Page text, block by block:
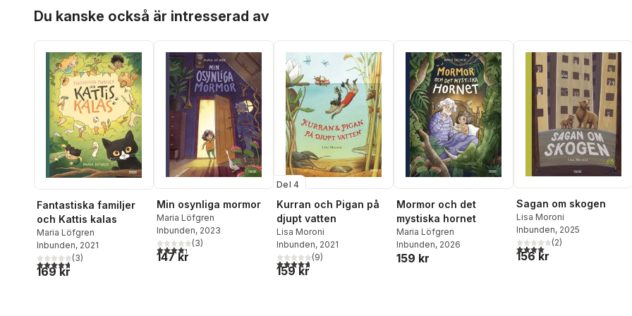
Du kanske också är intresserad av
Fantastiska familjer
och Kattis kalas
Maria Löfgren
Inbunden, 2021
4,7utav 5 stjärnor. Totalt antal röster:
(3)
169 kr
Min osynliga mormor
Maria Löfgren
Inbunden, 2023
4,3utav 5 stjärnor. Totalt antal röster:
(3)
147 kr
Del 4
Kurran och Pigan på
djupt vatten
Lisa Moroni
Inbunden, 2021
4,7utav 5 stjärnor. Totalt antal röster:
(9)
159 kr
Mormor och det
mystiska hornet
Maria Löfgren
Inbunden, 2026
159 kr
Sagan om skogen
Lisa Moroni
Inbunden, 2025
4,0utav 5 stjärnor. Totalt
(2)
156 kr